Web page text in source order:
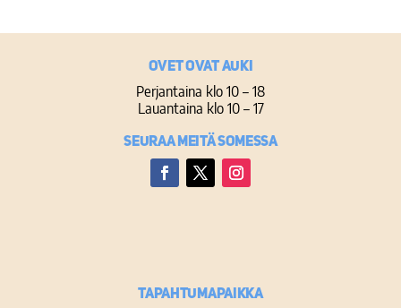
Ovet ovat auki
Perjantaina klo 10 – 18
Lauantaina klo 10 – 17
Seuraa meitä somessa
TAPAHTUMAPAIKKA